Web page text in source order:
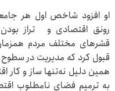
او افزود شاخص اول هر
رونق اقتصادی و تراز
قشرهای مختلف مردم همزمان
قبول کرد که مدیریت در
همین دلیل نه‌تنها ساز و کار
به ترمیم فضای نامطلوب